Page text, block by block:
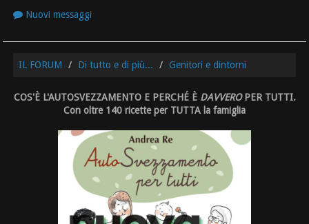
Nuovi messaggi
IL FORUM Di tutto e di più... Genitori e dintorni
COS'È L'AUTOSVEZZAMENTO E PERCHÉ È DAVVEROPER TUTTI.
Con oltre 140 ricette per TUTTA la famiglia